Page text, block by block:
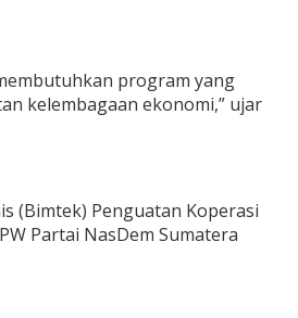
program yang
kelembagaan ekonomi,” ujar
(Bimtek) Penguatan Koperasi
Partai NasDem Sumatera